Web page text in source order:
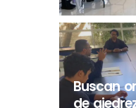
Buscan
de